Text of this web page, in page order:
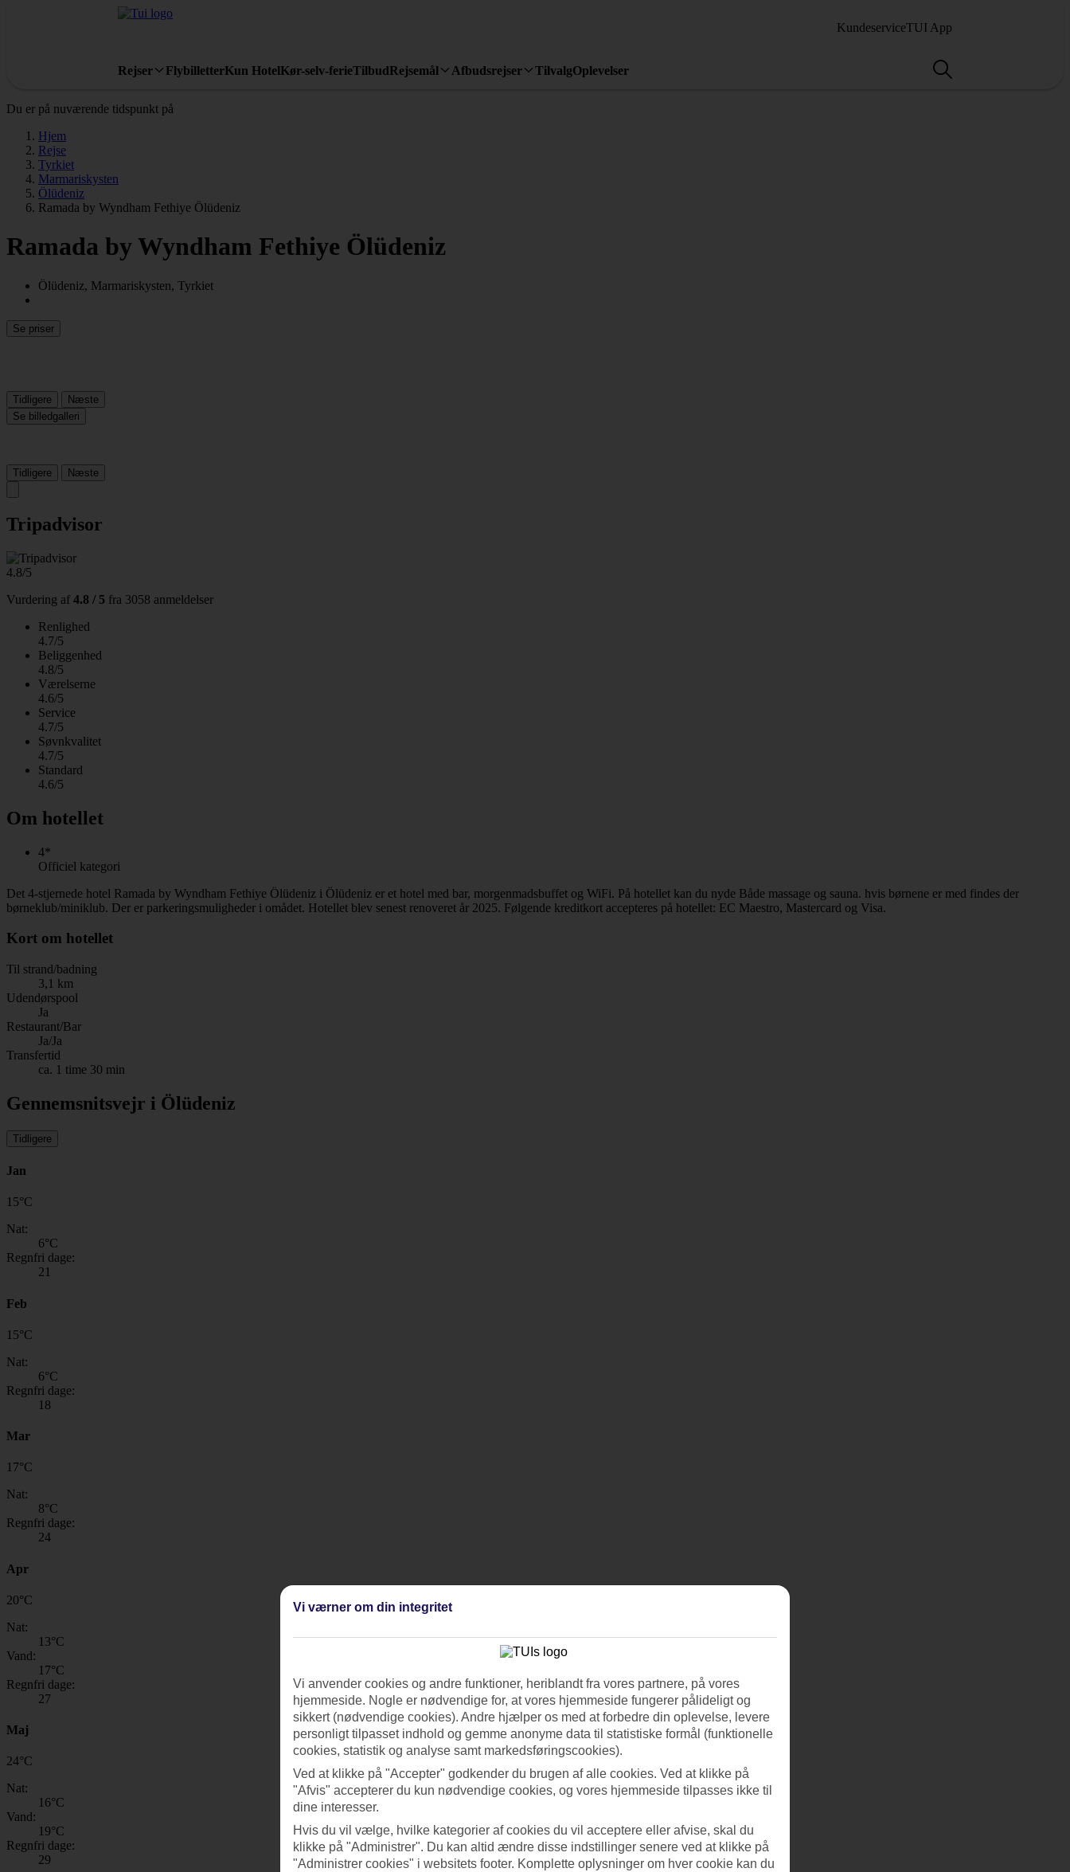
KundeserviceTUI App
Rejser FlybilletterKun HotelKør-selv-ferieTilbudRejsemål Afbudsrejser TilvalgOplevelser
Du er på nuværende tidspunkt på
Hjem
Rejse
Tyrkiet
Marmariskysten
Ölüdeniz
Ramada by Wyndham Fethiye Ölüdeniz
Ramada by Wyndham Fethiye Ölüdeniz
Ölüdeniz, Marmariskysten, Tyrkiet
Se priser
Tidligere
Næste
Se billedgalleri
Tidligere Næste
Tripadvisor
4.8/5
Vurdering af 4.8 / 5 fra 3058 anmeldelser
Renlighed
4.7/5
Beliggenhed
4.8/5
Værelserne
4.6/5
Service
4.7/5
Søvnkvalitet
4.7/5
Standard
4.6/5
Om hotellet
4*
Officiel kategori
Det 4-stjernede hotel Ramada by Wyndham Fethiye Ölüdeniz i Ölüdeniz er et hotel med bar, morgenmadsbuffet og WiFi. På hotellet kan du nyde Både massage og sauna. hvis børnene er med findes der
børneklub/miniklub. Der er parkeringsmuligheder i omådet. Hotellet blev senest renoveret år 2025. Følgende kreditkort accepteres på hotellet: EC Maestro, Mastercard og Visa.
Kort om hotellet
Til strand/badning
3,1 km
Udendørspool
Ja
Restaurant/Bar
Ja/Ja
Transfertid
ca. 1 time 30 min
Gennemsnitsvejr i Ölüdeniz
Tidligere
Jan
15°C
Nat:
6°C
Regnfri dage:
21
Feb
15°C
Nat:
6°C
Regnfri dage:
18
Mar
17°C
Nat:
8°C
Regnfri dage:
24
Apr
20°C
Nat:
13°C
Vand:
17°C
Regnfri dage:
27
Maj
24°C
Nat:
16°C
Vand:
19°C
Regnfri dage:
29
Vi værner om din integritet
Vi anvender cookies og andre funktioner, heriblandt fra vores partnere, på vores
hjemmeside. Nogle er nødvendige for, at vores hjemmeside fungerer pålideligt og
sikkert (nødvendige cookies). Andre hjælper os med at forbedre din oplevelse, levere
personligt tilpasset indhold og gemme anonyme data til statistiske formål (funktionelle
cookies, statistik og analyse samt markedsføringscookies).
Ved at klikke på "Accepter" godkender du brugen af alle cookies. Ved at klikke på
"Afvis" accepterer du kun nødvendige cookies, og vores hjemmeside tilpasses ikke til
dine interesser.
Hvis du vil vælge, hvilke kategorier af cookies du vil acceptere eller afvise, skal du
klikke på "Administrer". Du kan altid ændre disse indstillinger senere ved at klikke på
"Administrer cookies" i websitets footer. Komplette oplysninger om hver cookie kan du